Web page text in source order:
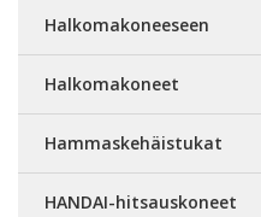
Halkomakoneeseen
Halkomakoneet
Hammaskehäistukat
HANDAI-hitsauskoneet